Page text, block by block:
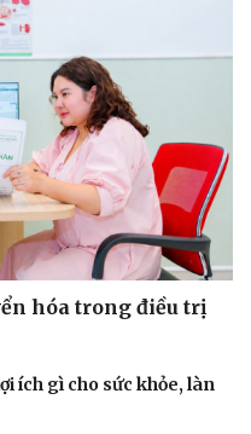
hóa trong điều trị
ích gì cho sức khỏe, làn